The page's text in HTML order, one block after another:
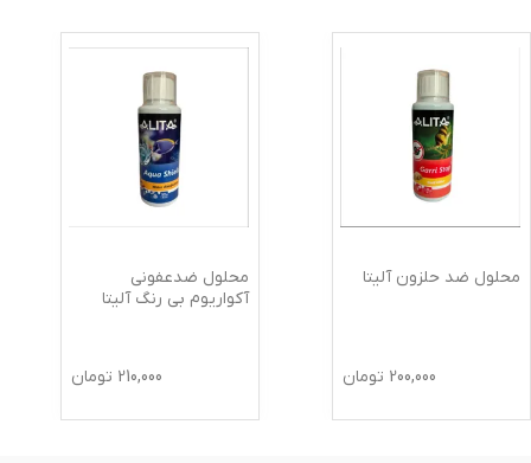
محلول ضد حلزون آلیتا
200,000 تومان
محلول ضدعفونی
آکواریوم بی رنگ آلیتا
210,000 تومان